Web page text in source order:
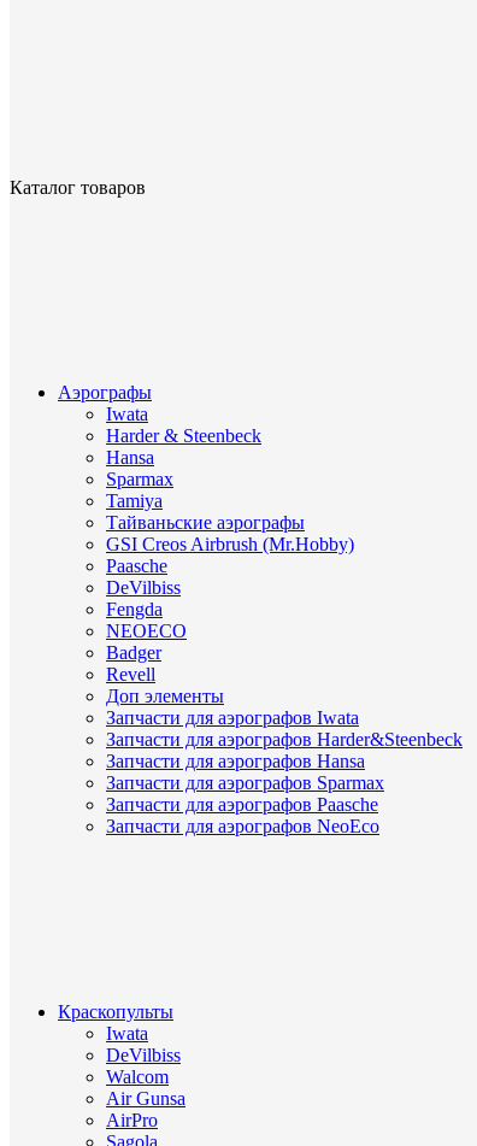
Каталог товаров
Аэрографы
Iwata
Harder & Steenbeck
Hansa
Sparmax
Tamiya
Тайваньские аэрографы
GSI Creos Airbrush (Mr.Hobby)
Paasche
DeVilbiss
Fengda
NEOECO
Badger
Revell
Доп элементы
Запчасти для аэрографов Iwata
Запчасти для аэрографов Harder&Steenbeck
Запчасти для аэрографов Hansa
Запчасти для аэрографов Sparmax
Запчасти для аэрографов Paasche
Запчасти для аэрографов NeoEco
Краскопульты
Iwata
DeVilbiss
Walcom
Air Gunsa
AirPro
Sagola